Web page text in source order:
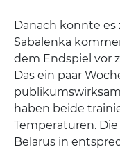
Danach könnte
Sabalenka
dem Endspiel vor
Das ein paar
haben beide
Temperaturen.
Belarus in